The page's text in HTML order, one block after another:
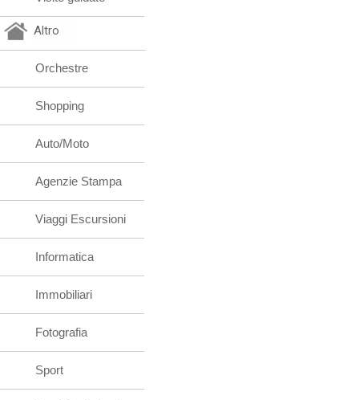
Altro
Orchestre
Shopping
Auto/Moto
Agenzie Stampa
Viaggi Escursioni
Informatica
Immobiliari
Fotografia
Sport